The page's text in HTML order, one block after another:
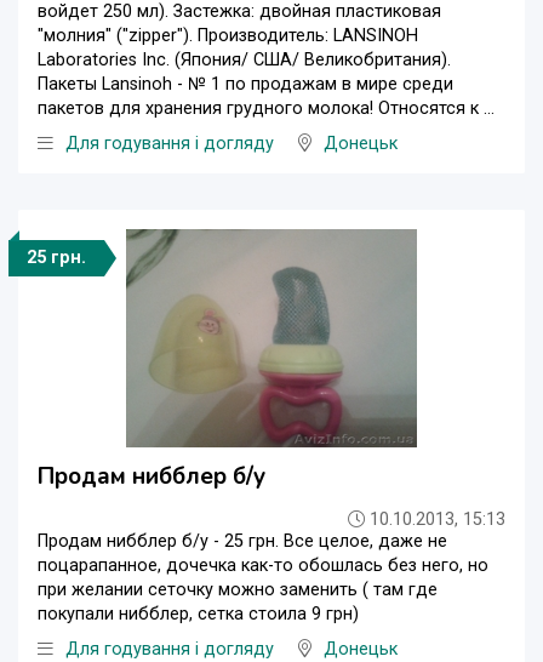
войдет 250 мл). Застежка: двойная пластиковая
"молния" ("zipper"). Производитель: LANSINOH
Laboratories Inc. (Япония/ США/ Великобритания).
Пакеты Lansinoh - № 1 по продажам в мире среди
пакетов для хранения грудного молока! Относятся к ...
Для годування і догляду
Донецьк
25 грн.
Продам нибблер б/у
10.10.2013, 15:13
Продам нибблер б/у - 25 грн. Все целое, даже не
поцарапанное, дочечка как-то обошлась без него, но
при желании сеточку можно заменить ( там где
покупали нибблер, сетка стоила 9 грн)
Для годування і догляду
Донецьк